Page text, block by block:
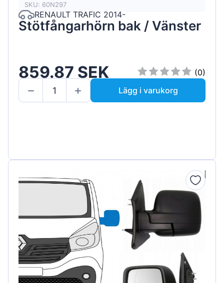
SKU: 60N297
RENAULT TRAFIC 2014-
Stötfångarhörn bak / Vänster
859.87 SEK
(0)
Lägg i varukorg